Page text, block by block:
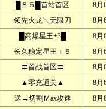
█８５█首站首区 8月
领先火龙╲无限刀 8月
█高爆星王+3█ 8月
长久稳定星王＋５ 8月
〓首战首区〓 8月
▲零充通关▲ 8月
送→切割Ｍax攻速 8月